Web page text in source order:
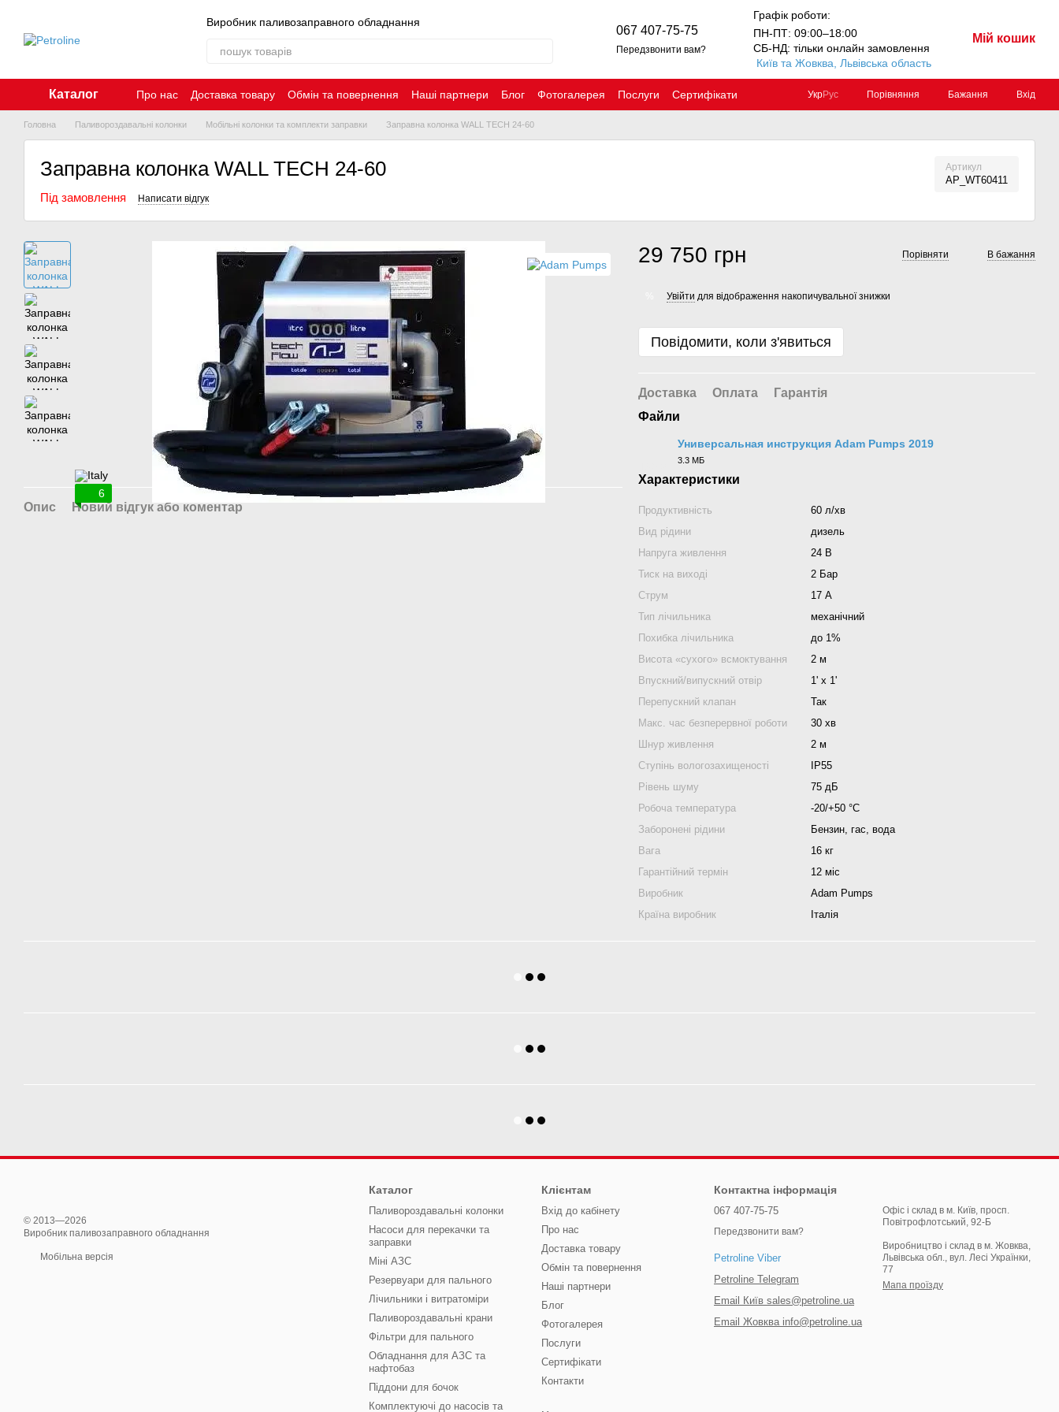
Виробник паливозаправного обладнання
067 407-75-75
Передзвонити вам?
Графік роботи:
ПН-ПТ: 09:00–18:00
СБ-НД: тільки онлайн замовлення
Київ та Жовква, Львівська область
Мій кошик
Каталог Про нас Доставка товару Обмін та повернення Наші партнери Блог Фотогалерея Послуги
Сертифікати
Контакти
УкрРус Порівняння Бажання Вхід
Головна Паливороздавальні колонки Мобільні колонки та комплекти заправки Заправна колонка WALL TECH 24-60
Заправна колонка WALL TECH 24-60 Артикул
AP_WT60411
Під замовлення Написати відгук
6
Опис Новий відгук або коментар
29 750 грн Порівняти В бажання
Увійти для відображення накопичувальної знижки
Повідомити, коли з'явиться
Доставка Оплата
Гарантія
Файли
Универсальная инструкция Adam Pumps 2019
3.3 МБ
Характеристики
Продуктивність
60 л/хв
Вид рідини
дизель
Напруга живлення
24 В
Тиск на виході
2 Бар
Струм
17 А
Тип лічильника
механічний
Похибка лічильника
до 1%
Висота «сухого» всмоктування
2 м
Впускний/випускний отвір
1' x 1'
Перепускний клапан
Так
Макс. час безперервної роботи
30 хв
Шнур живлення
2 м
Ступінь вологозахищеності
IP55
Рівень шуму
75 дБ
Робоча температура
-20/+50 °С
Заборонені рідини
Бензин, гас, вода
Вага
16 кг
Гарантійний термін
12 міс
Виробник
Adam Pumps
Країна виробник
Італія
© 2013—2026
Виробник паливозаправного обладнання
Мобільна версія
Каталог
Паливороздавальні колонки
Насоси для перекачки та
заправки
Міні АЗС
Резервуари для пального
Лічильники і витратоміри
Паливороздавальні крани
Фільтри для пального
Обладнання для АЗС та
нафтобаз
Піддони для бочок
Комплектуючі до насосів та
Клієнтам
Вхід до кабінету
Про нас
Доставка товару
Обмін та повернення
Наші партнери
Блог
Фотогалерея
Послуги
Сертифікати
Контакти
Контактна інформація
067 407-75-75
Передзвонити вам?
Petroline Viber
Petroline Telegram
Email Київ sales@petroline.ua
Email Жовква info@petroline.ua
Офіс і склад в м. Київ, просп.
Повітрофлотський, 92-Б
Виробництво і склад в м. Жовква,
Львівська обл., вул. Лесі Українки,
77
Мапа проїзду